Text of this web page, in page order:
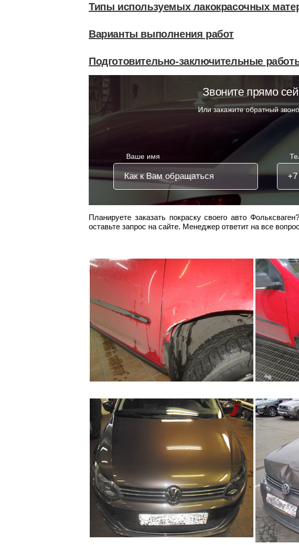
Типы используемых лакокрасочных
Варианты выполнения работ
Подготовительно-заключительные
Звоните прямо
Или закажите обратный
Ваше имя
Планируете заказать покраску своего авто
оставьте запрос на сайте. Менеджер ответит на все